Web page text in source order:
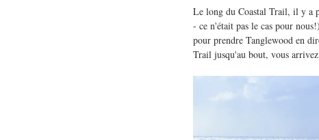
Le long du Coastal Trail, il y a
- ce n'était pas le cas pour
pour prendre Tanglewood en
Trail jusqu'au bout, vous